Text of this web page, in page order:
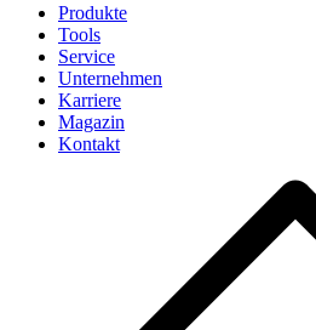
Produkte
Tools
Service
Unternehmen
Karriere
Magazin
Kontakt